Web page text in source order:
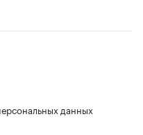
данных